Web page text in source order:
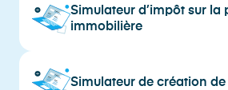
Simulateur d’impôt sur la
immobilière
Simulateur de création